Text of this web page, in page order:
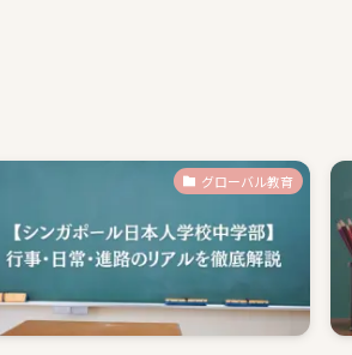
グローバル教育